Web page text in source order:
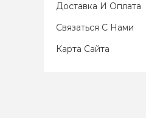
Доставка И Оплата
Связаться С Нами
Карта Сайта